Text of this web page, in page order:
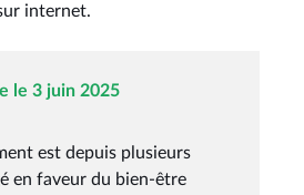
internet.
le 3 juin 2025
est depuis plusieurs
en faveur du bien-être